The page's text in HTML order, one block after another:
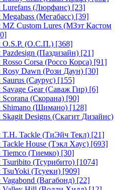
Lurefans (Люрфанс) [23]
(Мегабасс) [39]
Custom Lures (МЗэт Кастом
O.S.P. (О.С.П.) [368]
(Паздизайн) [21]
Corsa (Россо Корса) [91]
Dawn (Рози Даун) [30]
(Саурус) [155]
Gear (Саваж Гир) [6]
(Скорана) [90]
Shimano (Шимано) [128]
Designs (Скагит Дизайнс)
Tackle (ТиЭйч Текл) [21]
House (Тэкл Хаус) [693]
(Тиемко) [30]
(Тсурибито) [1074]
(Тсуеки) [909]
(Вагабонд) [22]